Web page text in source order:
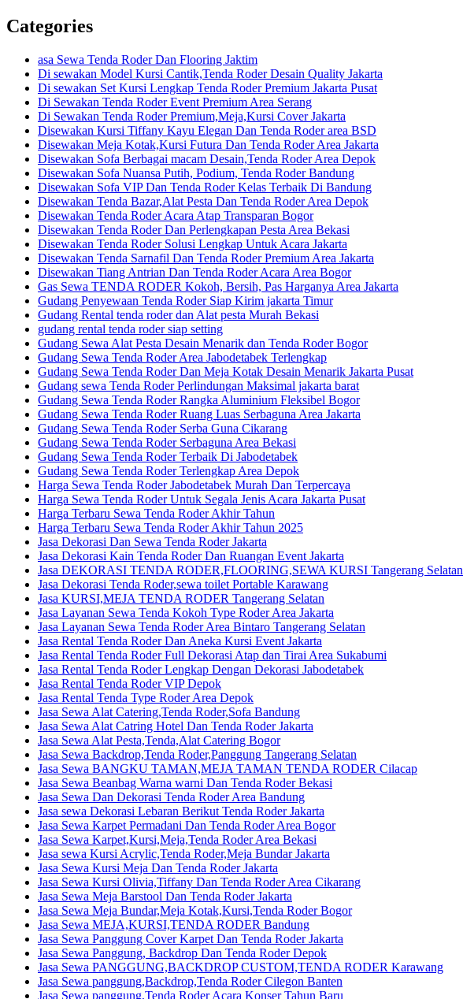
Categories
asa Sewa Tenda Roder Dan Flooring Jaktim
Di sewakan Model Kursi Cantik,Tenda Roder Desain Quality Jakarta
Di sewakan Set Kursi Lengkap Tenda Roder Premium Jakarta Pusat
Di Sewakan Tenda Roder Event Premium Area Serang
Di Sewakan Tenda Roder Premium,Meja,Kursi Cover Jakarta
Disewakan Kursi Tiffany Kayu Elegan Dan Tenda Roder area BSD
Disewakan Meja Kotak,Kursi Futura Dan Tenda Roder Area Jakarta
Disewakan Sofa Berbagai macam Desain,Tenda Roder Area Depok
Disewakan Sofa Nuansa Putih, Podium, Tenda Roder Bandung
Disewakan Sofa VIP Dan Tenda Roder Kelas Terbaik Di Bandung
Disewakan Tenda Bazar,Alat Pesta Dan Tenda Roder Area Depok
Disewakan Tenda Roder Acara Atap Transparan Bogor
Disewakan Tenda Roder Dan Perlengkapan Pesta Area Bekasi
Disewakan Tenda Roder Solusi Lengkap Untuk Acara Jakarta
Disewakan Tenda Sarnafil Dan Tenda Roder Premium Area Jakarta
Disewakan Tiang Antrian Dan Tenda Roder Acara Area Bogor
Gas Sewa TENDA RODER Kokoh, Bersih, Pas Harganya Area Jakarta
Gudang Penyewaan Tenda Roder Siap Kirim jakarta Timur
Gudang Rental tenda roder dan Alat pesta Murah Bekasi
gudang rental tenda roder siap setting
Gudang Sewa Alat Pesta Desain Menarik dan Tenda Roder Bogor
Gudang Sewa Tenda Roder Area Jabodetabek Terlengkap
Gudang Sewa Tenda Roder Dan Meja Kotak Desain Menarik Jakarta Pusat
Gudang sewa Tenda Roder Perlindungan Maksimal jakarta barat
Gudang Sewa Tenda Roder Rangka Aluminium Fleksibel Bogor
Gudang Sewa Tenda Roder Ruang Luas Serbaguna Area Jakarta
Gudang Sewa Tenda Roder Serba Guna Cikarang
Gudang Sewa Tenda Roder Serbaguna Area Bekasi
Gudang Sewa Tenda Roder Terbaik Di Jabodetabek
Gudang Sewa Tenda Roder Terlengkap Area Depok
Harga Sewa Tenda Roder Jabodetabek Murah Dan Terpercaya
Harga Sewa Tenda Roder Untuk Segala Jenis Acara Jakarta Pusat
Harga Terbaru Sewa Tenda Roder Akhir Tahun
Harga Terbaru Sewa Tenda Roder Akhir Tahun 2025
Jasa Dekorasi Dan Sewa Tenda Roder Jakarta
Jasa Dekorasi Kain Tenda Roder Dan Ruangan Event Jakarta
Jasa DEKORASI TENDA RODER,FLOORING,SEWA KURSI Tangerang Selatan
Jasa Dekorasi Tenda Roder,sewa toilet Portable Karawang
Jasa KURSI,MEJA TENDA RODER Tangerang Selatan
Jasa Layanan Sewa Tenda Kokoh Type Roder Area Jakarta
Jasa Layanan Sewa Tenda Roder Area Bintaro Tangerang Selatan
Jasa Rental Tenda Roder Dan Aneka Kursi Event Jakarta
Jasa Rental Tenda Roder Full Dekorasi Atap dan Tirai Area Sukabumi
Jasa Rental Tenda Roder Lengkap Dengan Dekorasi Jabodetabek
Jasa Rental Tenda Roder VIP Depok
Jasa Rental Tenda Type Roder Area Depok
Jasa Sewa Alat Catering,Tenda Roder,Sofa Bandung
Jasa Sewa Alat Catring Hotel Dan Tenda Roder Jakarta
Jasa Sewa Alat Pesta,Tenda,Alat Catering Bogor
Jasa Sewa Backdrop,Tenda Roder,Panggung Tangerang Selatan
Jasa Sewa BANGKU TAMAN,MEJA TAMAN TENDA RODER Cilacap
Jasa Sewa Beanbag Warna warni Dan Tenda Roder Bekasi
Jasa Sewa Dan Dekorasi Tenda Roder Area Bandung
Jasa sewa Dekorasi Lebaran Berikut Tenda Roder Jakarta
Jasa Sewa Karpet Permadani Dan Tenda Roder Area Bogor
Jasa Sewa Karpet,Kursi,Meja,Tenda Roder Area Bekasi
Jasa sewa Kursi Acrylic,Tenda Roder,Meja Bundar Jakarta
Jasa Sewa Kursi Meja Dan Tenda Roder Jakarta
Jasa Sewa Kursi Olivia,Tiffany Dan Tenda Roder Area Cikarang
Jasa Sewa Meja Barstool Dan Tenda Roder Jakarta
Jasa Sewa Meja Bundar,Meja Kotak,Kursi,Tenda Roder Bogor
Jasa Sewa MEJA,KURSI,TENDA RODER Bandung
Jasa Sewa Panggung Cover Karpet Dan Tenda Roder Jakarta
Jasa Sewa Panggung, Backdrop Dan Tenda Roder Depok
Jasa Sewa PANGGUNG,BACKDROP CUSTOM,TENDA RODER Karawang
Jasa Sewa panggung,Backdrop,Tenda Roder Cilegon Banten
Jasa Sewa panggung,Tenda Roder Acara Konser Tahun Baru